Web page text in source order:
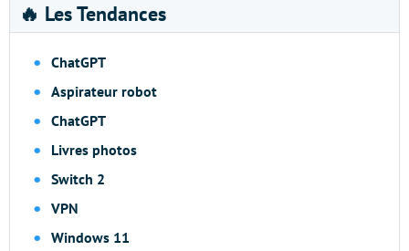
🔥 Les Tendances
ChatGPT
Aspirateur robot
ChatGPT
Livres photos
Switch 2
VPN
Windows 11